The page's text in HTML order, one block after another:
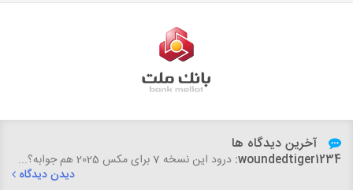
آخرین دیدگاه ها
woundedtiger1234: درود این نسخه 7 برای مکس 2025 هم جوابه؟...
دیدن دیدگاه